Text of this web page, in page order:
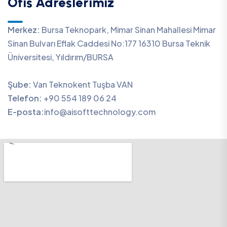
Merkez: Bursa Teknopark, Mimar Sinan Mahallesi Mimar
Sinan Bulvarı Eflak Caddesi No:177 16310 Bursa Teknik
Üniversitesi, Yıldırım/BURSA
Şube: Van Teknokent Tuşba VAN
Telefon: +90 554 189 06 24
E-posta:info@aisofttechnology.com